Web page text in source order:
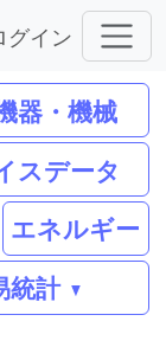
グイン
器・機械
スデータ
エネルギー
統計